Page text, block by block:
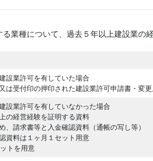
業種について、過去５年以上建設業の
設業許可を有していた場合
は受付印の押印された建設業許可申請書・変
設業許可を有していなかった場合
の経営経験を証明する資料
、請求書等と入金確認資料（通帳の写し等）
資料は１ヶ月１セット用意
トを用意